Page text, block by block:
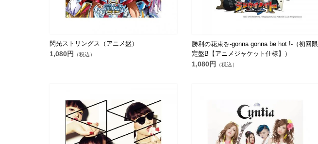
閃光ストリングス（アニメ盤）
1,080円 （税込）
勝利の花束を-gonna gonna be hot !-（初回限
定盤B【アニメジャケット仕様】）
1,080円 （税込）